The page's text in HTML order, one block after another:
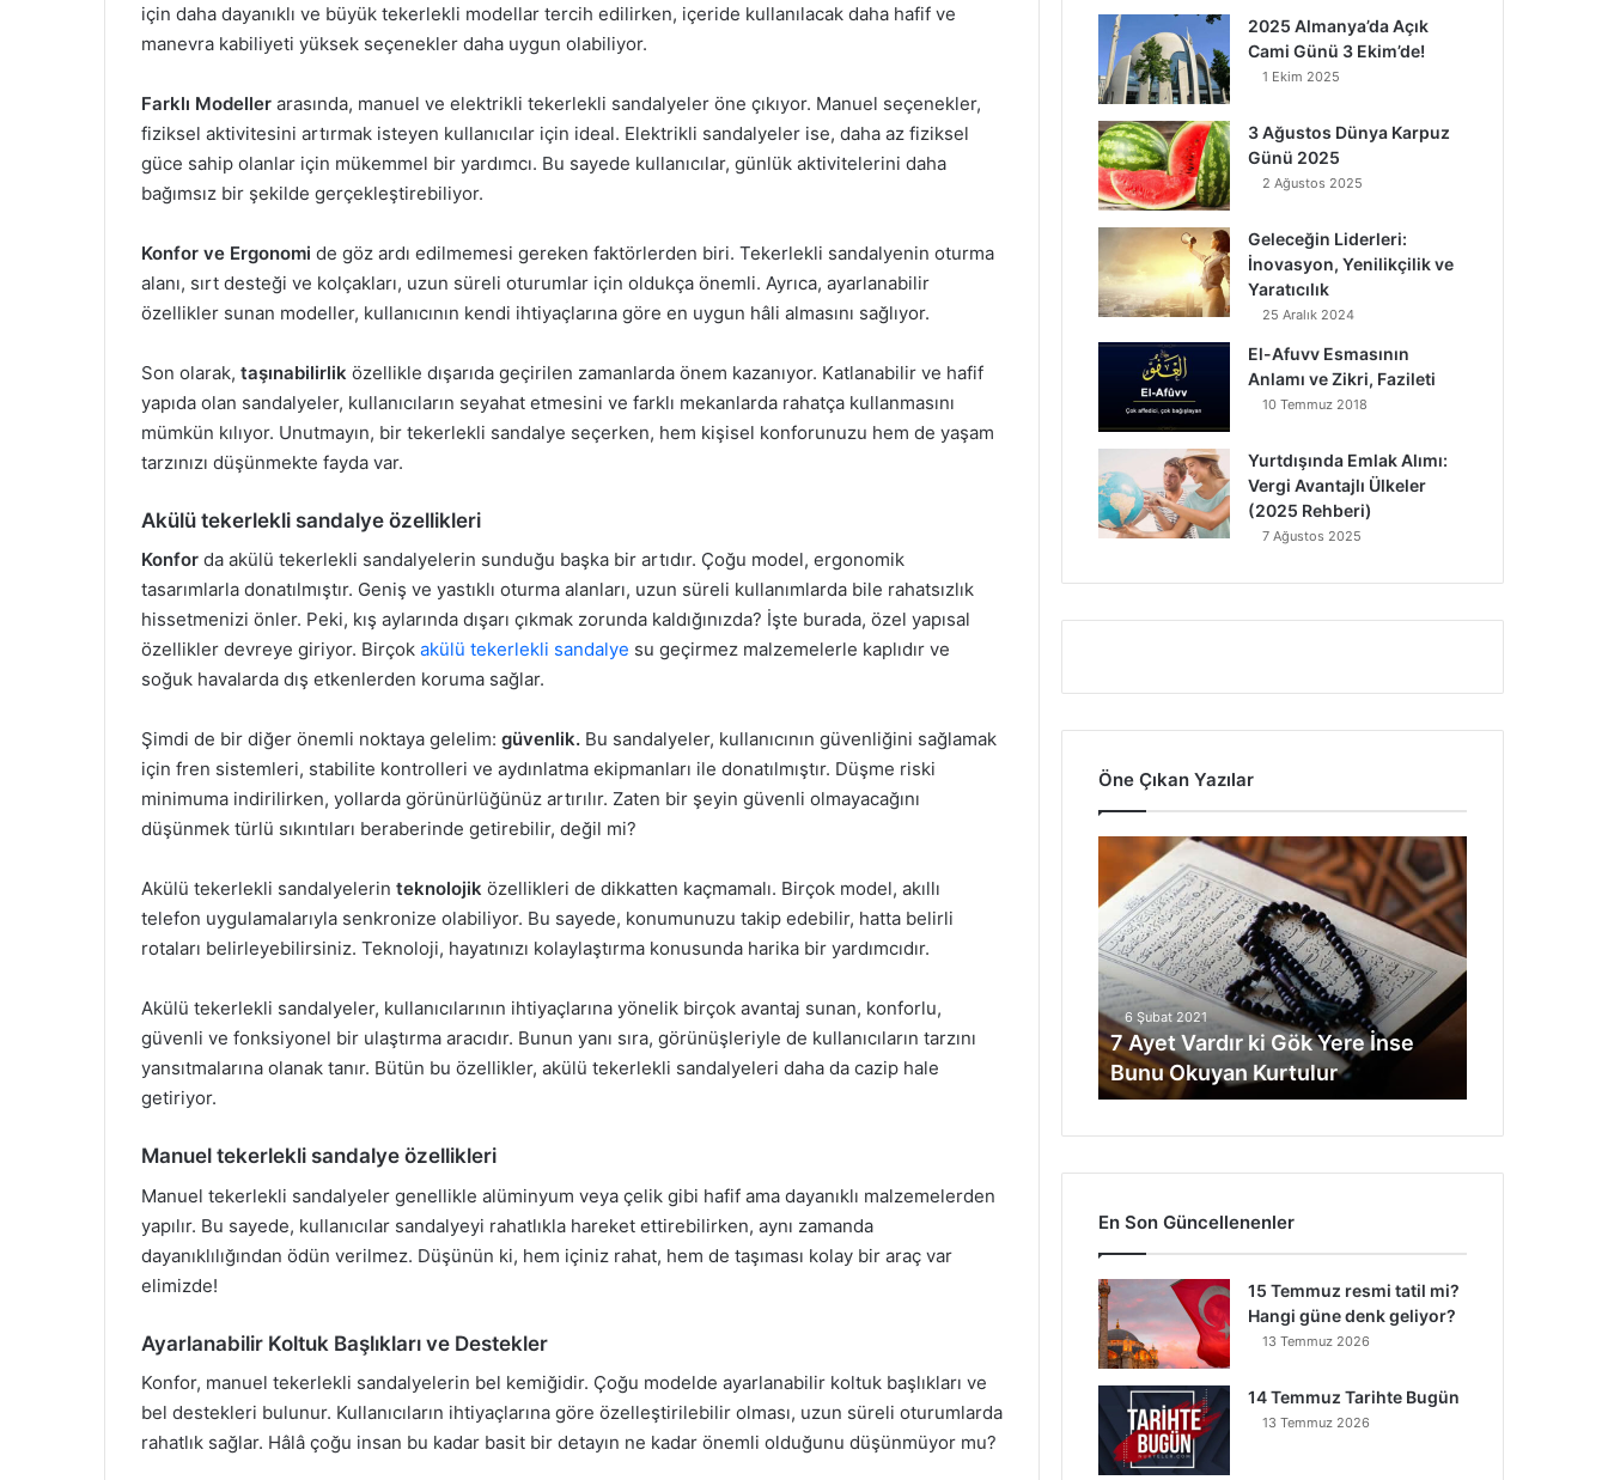
için daha dayanıklı ve büyük tekerlekli modellar tercih edilirken, içeride kullanılacak daha hafif ve
manevra kabiliyeti yüksek seçenekler daha uygun olabiliyor.
Farklı Modeller arasında, manuel ve elektrikli tekerlekli sandalyeler öne çıkıyor. Manuel seçenekler,
fiziksel aktivitesini artırmak isteyen kullanıcılar için ideal. Elektrikli sandalyeler ise, daha az fiziksel
güce sahip olanlar için mükemmel bir yardımcı. Bu sayede kullanıcılar, günlük aktivitelerini daha
bağımsız bir şekilde gerçekleştirebiliyor.
Konfor ve Ergonomi de göz ardı edilmemesi gereken faktörlerden biri. Tekerlekli sandalyenin oturma
alanı, sırt desteği ve kolçakları, uzun süreli oturumlar için oldukça önemli. Ayrıca, ayarlanabilir
özellikler sunan modeller, kullanıcının kendi ihtiyaçlarına göre en uygun hâli almasını sağlıyor.
Son olarak, taşınabilirlik özellikle dışarıda geçirilen zamanlarda önem kazanıyor. Katlanabilir ve hafif
yapıda olan sandalyeler, kullanıcıların seyahat etmesini ve farklı mekanlarda rahatça kullanmasını
mümkün kılıyor. Unutmayın, bir tekerlekli sandalye seçerken, hem kişisel konforunuzu hem de yaşam
tarzınızı düşünmekte fayda var.
Akülü tekerlekli sandalye özellikleri
Konfor da akülü tekerlekli sandalyelerin sunduğu başka bir artıdır. Çoğu model, ergonomik
tasarımlarla donatılmıştır. Geniş ve yastıklı oturma alanları, uzun süreli kullanımlarda bile rahatsızlık
hissetmenizi önler. Peki, kış aylarında dışarı çıkmak zorunda kaldığınızda? İşte burada, özel yapısal
özellikler devreye giriyor. Birçok akülü tekerlekli sandalye su geçirmez malzemelerle kaplıdır ve
soğuk havalarda dış etkenlerden koruma sağlar.
Şimdi de bir diğer önemli noktaya gelelim: güvenlik. Bu sandalyeler, kullanıcının güvenliğini sağlamak
için fren sistemleri, stabilite kontrolleri ve aydınlatma ekipmanları ile donatılmıştır. Düşme riski
minimuma indirilirken, yollarda görünürlüğünüz artırılır. Zaten bir şeyin güvenli olmayacağını
düşünmek türlü sıkıntıları beraberinde getirebilir, değil mi?
Akülü tekerlekli sandalyelerin teknolojik özellikleri de dikkatten kaçmamalı. Birçok model, akıllı
telefon uygulamalarıyla senkronize olabiliyor. Bu sayede, konumunuzu takip edebilir, hatta belirli
rotaları belirleyebilirsiniz. Teknoloji, hayatınızı kolaylaştırma konusunda harika bir yardımcıdır.
Akülü tekerlekli sandalyeler, kullanıcılarının ihtiyaçlarına yönelik birçok avantaj sunan, konforlu,
güvenli ve fonksiyonel bir ulaştırma aracıdır. Bunun yanı sıra, görünüşleriyle de kullanıcıların tarzını
yansıtmalarına olanak tanır. Bütün bu özellikler, akülü tekerlekli sandalyeleri daha da cazip hale
getiriyor.
Manuel tekerlekli sandalye özellikleri
Manuel tekerlekli sandalyeler genellikle alüminyum veya çelik gibi hafif ama dayanıklı malzemelerden
yapılır. Bu sayede, kullanıcılar sandalyeyi rahatlıkla hareket ettirebilirken, aynı zamanda
dayanıklılığından ödün verilmez. Düşünün ki, hem içiniz rahat, hem de taşıması kolay bir araç var
elimizde!
Ayarlanabilir Koltuk Başlıkları ve Destekler
Konfor, manuel tekerlekli sandalyelerin bel kemiğidir. Çoğu modelde ayarlanabilir koltuk başlıkları ve
bel destekleri bulunur. Kullanıcıların ihtiyaçlarına göre özelleştirilebilir olması, uzun süreli oturumlarda
rahatlık sağlar. Hâlâ çoğu insan bu kadar basit bir detayın ne kadar önemli olduğunu düşünmüyor mu?
2025 Almanya’da Açık
Cami Günü 3 Ekim’de!
1 Ekim 2025
3 Ağustos Dünya Karpuz
Günü 2025
2 Ağustos 2025
Geleceğin Liderleri:
İnovasyon, Yenilikçilik ve
Yaratıcılık
25 Aralık 2024
El-Afuvv Esmasının
Anlamı ve Zikri, Fazileti
10 Temmuz 2018
Yurtdışında Emlak Alımı:
Vergi Avantajlı Ülkeler
(2025 Rehberi)
7 Ağustos 2025
Öne Çıkan Yazılar
Ayet
Vardır
Gök
Yere
İnse
Bunu
Okuyan
Kurtulur
6 Şubat 2021
7 Ayet Vardır ki Gök Yere İnse
Bunu Okuyan Kurtulur
En Son Güncellenenler
15 Temmuz resmi tatil mi?
Hangi güne denk geliyor?
13 Temmuz 2026
14 Temmuz Tarihte Bugün
13 Temmuz 2026